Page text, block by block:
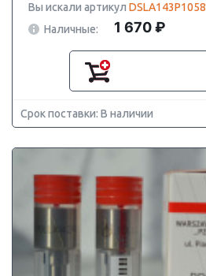
Вы искали артикул DSLA143P1058
Наличные:
1 670 ₽
Срок поставки: В наличии